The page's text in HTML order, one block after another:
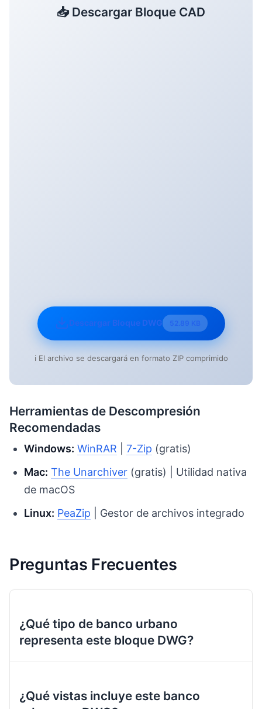
📥 Descargar Bloque CAD
Descargar Bloque DWG 52.89 KB
ℹ️ El archivo se descargará en formato ZIP comprimido
Herramientas de Descompresión
Recomendadas
Windows: WinRAR |7-Zip (gratis)
Mac: The Unarchiver (gratis) | Utilidad nativa
de macOS
Linux: PeaZip | Gestor de archivos integrado
Preguntas Frecuentes
¿Qué tipo de banco urbano
representa este bloque DWG?
¿Qué vistas incluye este banco